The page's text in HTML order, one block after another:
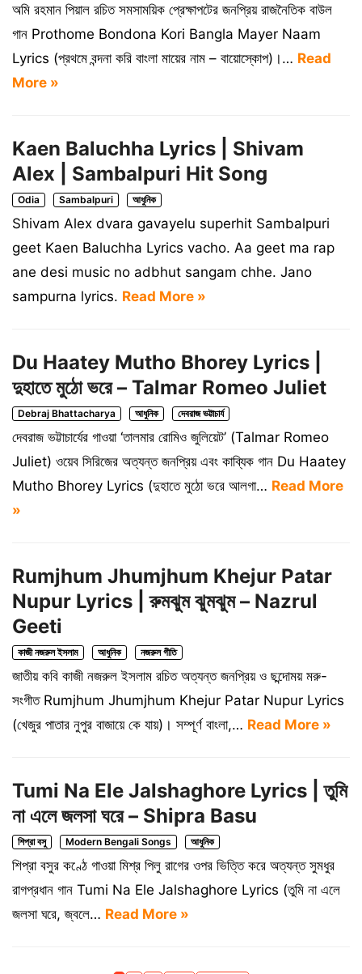
অমি রহমান পিয়াল রচিত সমসাময়িক প্রেক্ষাপটের জনপ্রিয় রাজনৈতিক বাউল
গান Prothome Bondona Kori Bangla Mayer Naam
Lyrics (প্রথমে বন্দনা করি বাংলা মায়ের নাম – বায়োস্কোপ)।… Read
More »
Kaen Baluchha Lyrics | Shivam
Alex | Sambalpuri Hit Song
Odia Sambalpuri আধুনিক
Shivam Alex dvara gavayelu superhit Sambalpuri
geet Kaen Baluchha Lyrics vacho. Aa geet ma rap
ane desi music no adbhut sangam chhe. Jano
sampurna lyrics. Read More »
Du Haatey Mutho Bhorey Lyrics |
দুহাতে মুঠো ভরে – Talmar Romeo Juliet
Debraj Bhattacharya আধুনিক দেবরাজ ভট্টাচার্য
দেবরাজ ভট্টাচার্যের গাওয়া ‘তালমার রোমিও জুলিয়েট’ (Talmar Romeo
Juliet) ওয়েব সিরিজের অত্যন্ত জনপ্রিয় এবং কাব্যিক গান Du Haatey
Mutho Bhorey Lyrics (দুহাতে মুঠো ভরে আলগা… Read More
»
Rumjhum Jhumjhum Khejur Patar
Nupur Lyrics | রুমঝুম ঝুমঝুম – Nazrul
Geeti
কাজী নজরুল ইসলাম আধুনিক নজরুল গীতি
জাতীয় কবি কাজী নজরুল ইসলাম রচিত অত্যন্ত জনপ্রিয় ও ছন্দোময় মরু-
সংগীত Rumjhum Jhumjhum Khejur Patar Nupur Lyrics
(খেজুর পাতার নুপুর বাজায়ে কে যায়)। সম্পূর্ণ বাংলা,… Read More »
Tumi Na Ele Jalshaghore Lyrics | তুমি
না এলে জলসা ঘরে – Shipra Basu
শিপ্রা বসু Modern Bengali Songs আধুনিক
শিপ্রা বসুর কণ্ঠে গাওয়া মিশ্র পিলু রাগের ওপর ভিত্তি করে অত্যন্ত সুমধুর
রাগপ্রধান গান Tumi Na Ele Jalshaghore Lyrics (তুমি না এলে
জলসা ঘরে, জ্বলে… Read More »